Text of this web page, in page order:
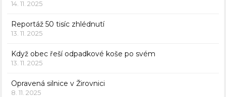
14. 11. 2025
Reportáž 50 tisíc zhlédnutí
13. 11. 2025
Když obec řeší odpadkové koše po svém
13. 11. 2025
Opravená silnice v Žirovnici
8. 11. 2025